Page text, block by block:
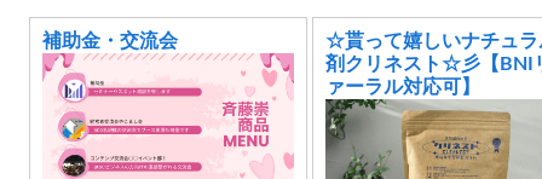
補助金・交流会
☆貰って嬉しいナチュラ
剤クリネスト☆彡【BNI
ァーラル対応可】